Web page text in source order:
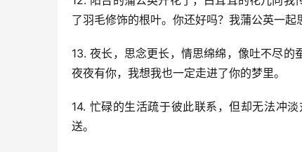
了羽毛修饰的根叶。你还好吗？我蒲公英一起
13. 夜长，思念更长，情思绵绵，像吐不尽
夜夜有你，我想我也一定走进了你的梦里。
14. 忙碌的生活疏于彼此联系，但却无法冲
送。